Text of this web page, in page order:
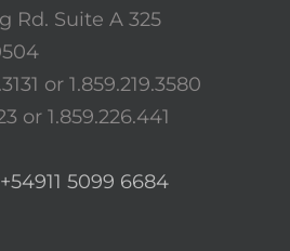
Rd. Suite A 325
or 1.859.219.3580
or 1.859.226.441
+54911 5099 6684